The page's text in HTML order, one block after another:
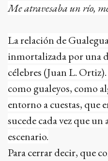
Me atravesaba un río,
La relación de
inmortalizada por una
célebres (Juan L.
como gualeyos, como
entorno a cuestas, que
sucede cada vez que un
escenario.
Para cerrar decir, que